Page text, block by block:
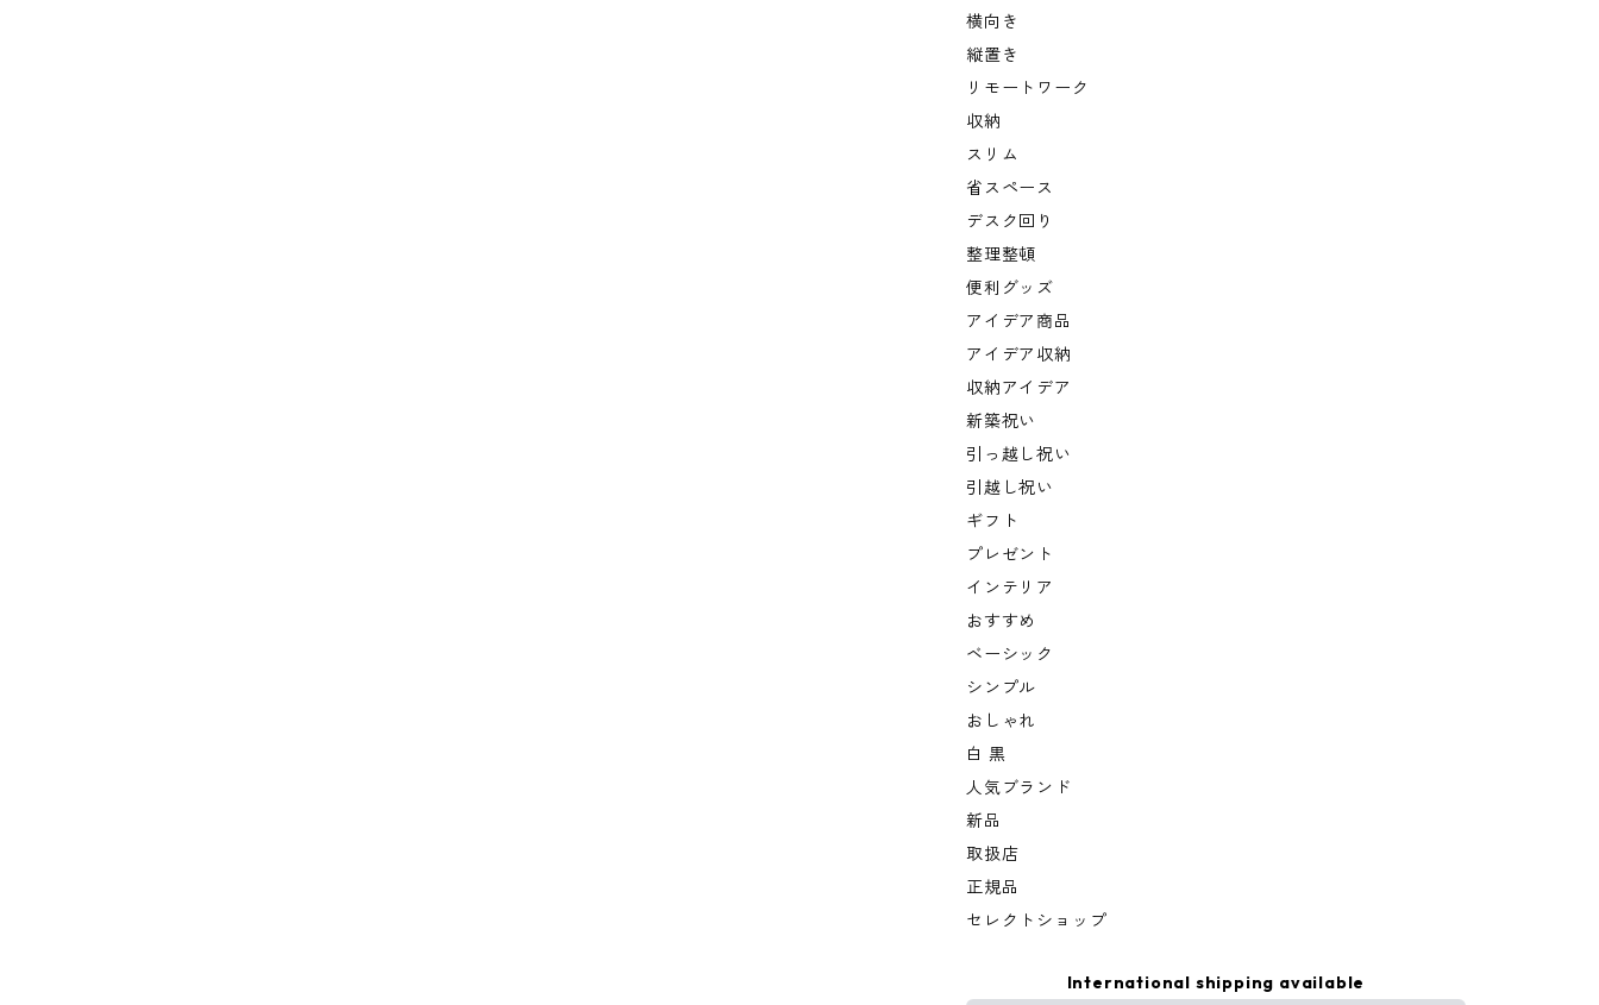
横向き
縦置き
リモートワーク
収納
スリム
省スペース
デスク回り
整理整頓
便利グッズ
アイデア商品
アイデア収納
収納アイデア
新築祝い
引っ越し祝い
引越し祝い
ギフト
プレゼント
インテリア
おすすめ
ベーシック
シンプル
おしゃれ
白 黒
人気ブランド
新品
取扱店
正規品
セレクトショップ
International shipping available